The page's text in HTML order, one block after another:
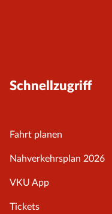
Schnellzugriff
Fahrt planen
Nahverkehrsplan 2026
VKU App
Tickets